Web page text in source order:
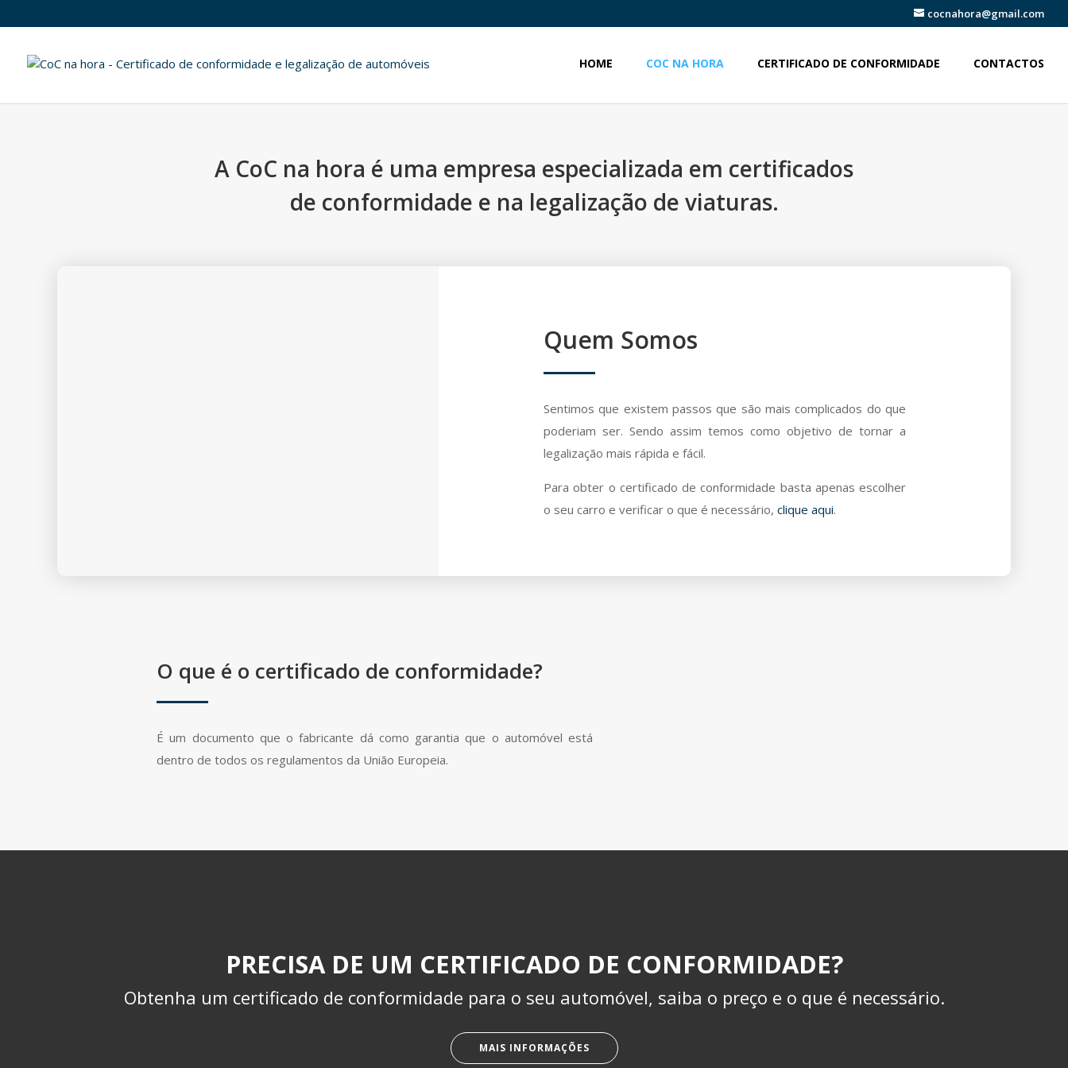
cocnahora@gmail.com
HOME COC NA HORA CERTIFICADO DE CONFORMIDADE CONTACTOS
A CoC na hora é uma empresa especializada em certificados
de conformidade e na legalização de viaturas.
Quem Somos
Sentimos que existem passos que são mais complicados do que
poderiam ser. Sendo assim temos como objetivo de tornar a
legalização mais rápida e fácil.
Para obter o certificado de conformidade basta apenas escolher
o seu carro e verificar o que é necessário, clique aqui.
O que é o certificado de conformidade?
É um documento que o fabricante dá como garantia que o automóvel está
dentro de todos os regulamentos da União Europeia.
PRECISA DE UM CERTIFICADO DE CONFORMIDADE?
Obtenha um certificado de conformidade para o seu automóvel, saiba o preço e o que é necessário.
MAIS INFORMAÇÕES